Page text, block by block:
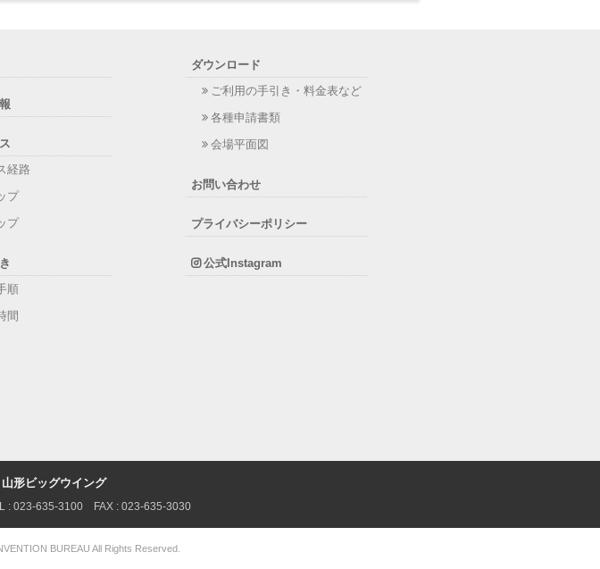
経路
プ
プ
順
間
ダウンロード
ご利用の手引き・料金表など
各種申請書類
会場平面図
お問い合わせ
プライバシーポリシー
公式Instagram
形ビッグウイング
: 023-635-3100FAX : 023-635-3030
BUREAU All Rights Reserved.